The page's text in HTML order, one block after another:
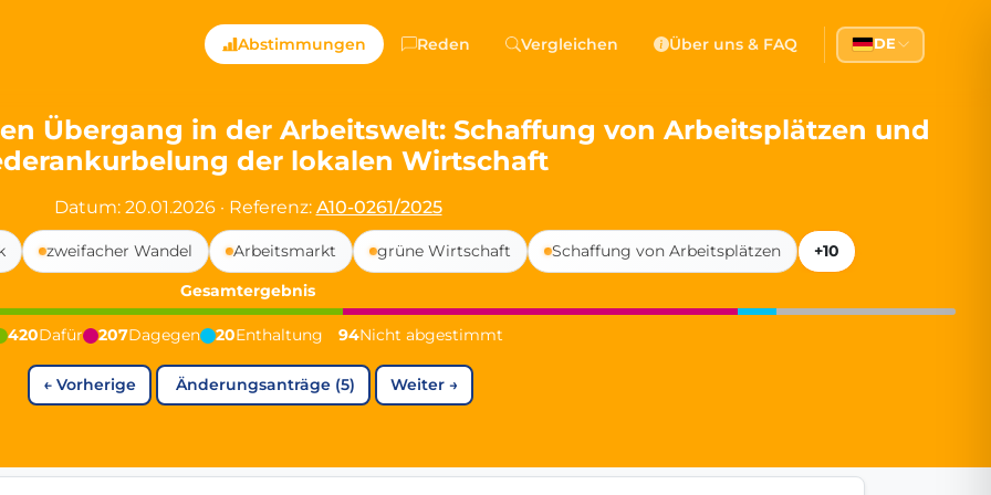
Directly Shaping Democracy
political party in Germany dedicated to digital democracy, government transparency, and citizen
since 2024
PdF co-founder
youngest mayor at 19 years old
democracy").
Abstimmungen Reden Vergleichen Über uns & FAQ DE
Übergang in der Arbeitswelt: Schaffung von Arbeitsplätzen und
der lokalen Wirtschaft
Datum: 20.01.2026 · Referenz: A10-0261/2025
zweifacher Wandel Arbeitsmarkt grüne Wirtschaft Schaffung von Arbeitsplätzen
+10
Gesamtergebnis
420Dafür 207Dagegen 20Enthaltung 94Nicht abgestimmt
← Vorherige Änderungsanträge (5) Weiter→